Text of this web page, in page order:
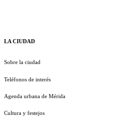
LA CIUDAD
Sobre la ciudad
Teléfonos de interés
Agenda urbana de Mérida
Cultura y festejos